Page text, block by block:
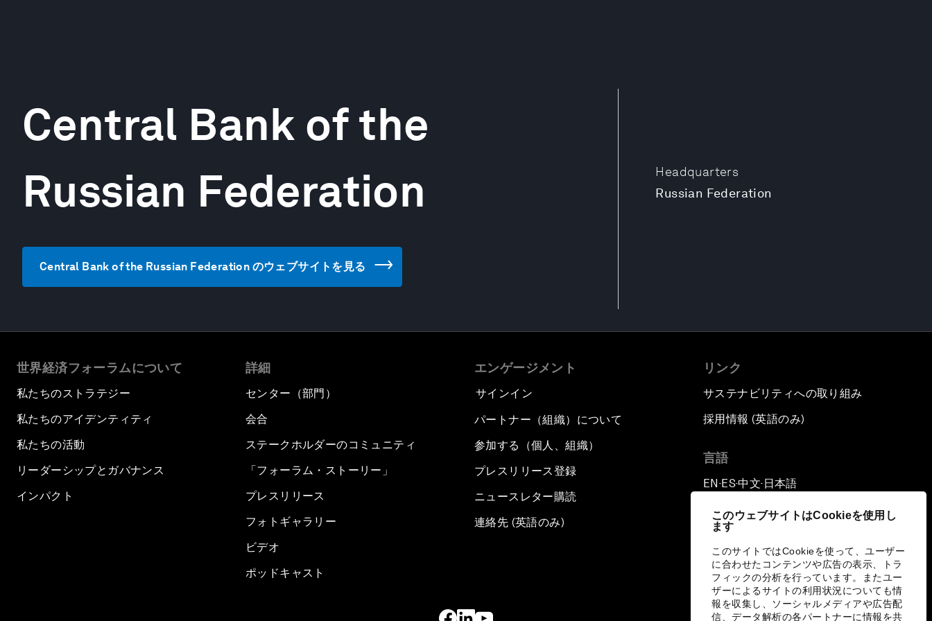
このウェブサイトはCookieを使用し
ます
このサイトではCookieを使って、ユーザー
に合わせたコンテンツや広告の表示、トラ
フィックの分析を行っています。またユー
ザーによるサイトの利用状況についても情
報を収集し、ソーシャルメディアや広告配
信、データ解析の各パートナーに情報を共
Headquarters
Russian Federation
Central Bank of the
Russian Federation
Central Bank of the Russian Federation のウェブサイトを見る
世界経済フォーラムについて
私たちのストラテジー
私たちのアイデンティティ
私たちの活動
リーダーシップとガバナンス
インパクト
詳細
センター（部門）
会合
ステークホルダーのコミュニティ
「フォーラム・ストーリー」
プレスリリース
フォトギャラリー
ビデオ
ポッドキャスト
エンゲージメント
サインイン
パートナー（組織）について
参加する（個人、組織）
プレスリリース登録
ニュースレター購読
連絡先 (英語のみ)
リンク
サステナビリティへの取り組み
採用情報 (英語のみ)
言語
EN ▪ES▪中文▪ 日本語